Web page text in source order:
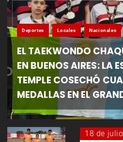
Deportes Locales Nacionales
EL TAEKWONDO
EN BUENOS AIRES: LA
TEMPLE COSECHÓ
MEDALLAS EN EL
18 de